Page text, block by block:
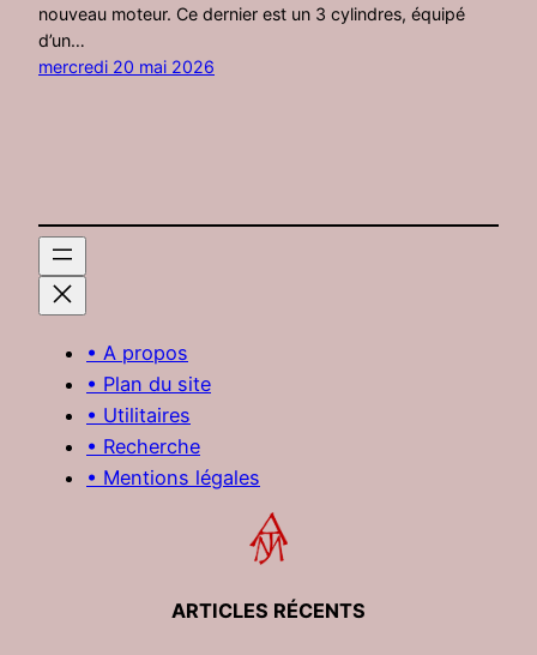
nouveau moteur. Ce dernier est un 3 cylindres, équipé
d’un…
mercredi 20 mai 2026
• A propos
• Plan du site
• Utilitaires
• Recherche
• Mentions légales
ARTICLES RÉCENTS